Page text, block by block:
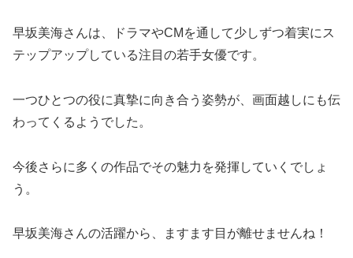
早坂美海さんは、ドラマやCMを通して少しずつ着実にス
テップアップしている注目の若手女優です。
一つひとつの役に真摯に向き合う姿勢が、画面越しにも伝
わってくるようでした。
今後さらに多くの作品でその魅力を発揮していくでしょ
う。
早坂美海さんの活躍から、ますます目が離せませんね！